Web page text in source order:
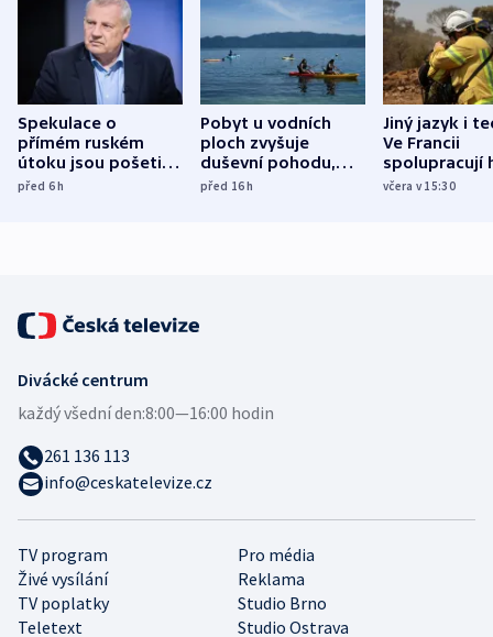
Spekulace o
přímém ruském
útoku jsou pošetilé,
míní estonský
před 6h
Pobyt u vodních
ploch zvyšuje
duševní pohodu,
ukázala
před 16h
Jiný jazyk i
Ve Francii
spolupracují
různých zemí
včera v 15:30
TV program
Pro média
Živé vysílání
Reklama
TV poplatky
Studio Brno
Teletext
Studio Ostrava
Divácké centrum
každý všední den:8:00—16:00 hodin
261 136 113
info@ceskatelevize.cz